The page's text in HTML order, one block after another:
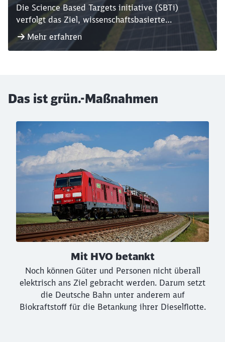
Die Science Based Targets initiative (SBTi)
verfolgt das Ziel, wissenschaftsbasierte
Klimaschutzziele in Unternehmen zu fördern.
Mehr erfahren
Das ist grün.-Maßnahmen
Klicken, um den folgenden Slider zu überspringen
Mit HVO betankt
Noch können Güter und Personen nicht überall
elektrisch ans Ziel gebracht werden. Darum setzt
die Deutsche Bahn unter anderem auf
Biokraftstoff für die Betankung ihrer Dieselflotte.